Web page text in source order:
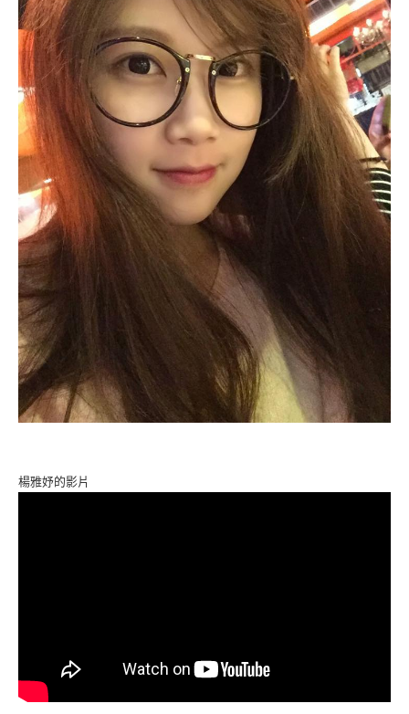
楊雅妤的影片